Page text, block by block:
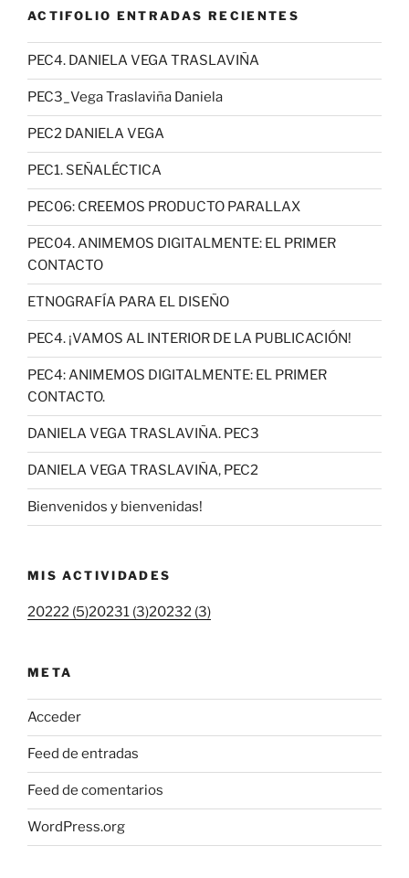
ACTIFOLIO ENTRADAS RECIENTES
PEC4. DANIELA VEGA TRASLAVIÑA
PEC3_Vega Traslaviña Daniela
PEC2 DANIELA VEGA
PEC1. SEÑALÉCTICA
PEC06: CREEMOS PRODUCTO PARALLAX
PEC04. ANIMEMOS DIGITALMENTE: EL PRIMER
CONTACTO
ETNOGRAFÍA PARA EL DISEÑO
PEC4. ¡VAMOS AL INTERIOR DE LA PUBLICACIÓN!
PEC4: ANIMEMOS DIGITALMENTE: EL PRIMER
CONTACTO.
DANIELA VEGA TRASLAVIÑA. PEC3
DANIELA VEGA TRASLAVIÑA, PEC2
Bienvenidos y bienvenidas!
MIS ACTIVIDADES
20222 (5)20231 (3)20232 (3)
META
Acceder
Feed de entradas
Feed de comentarios
WordPress.org